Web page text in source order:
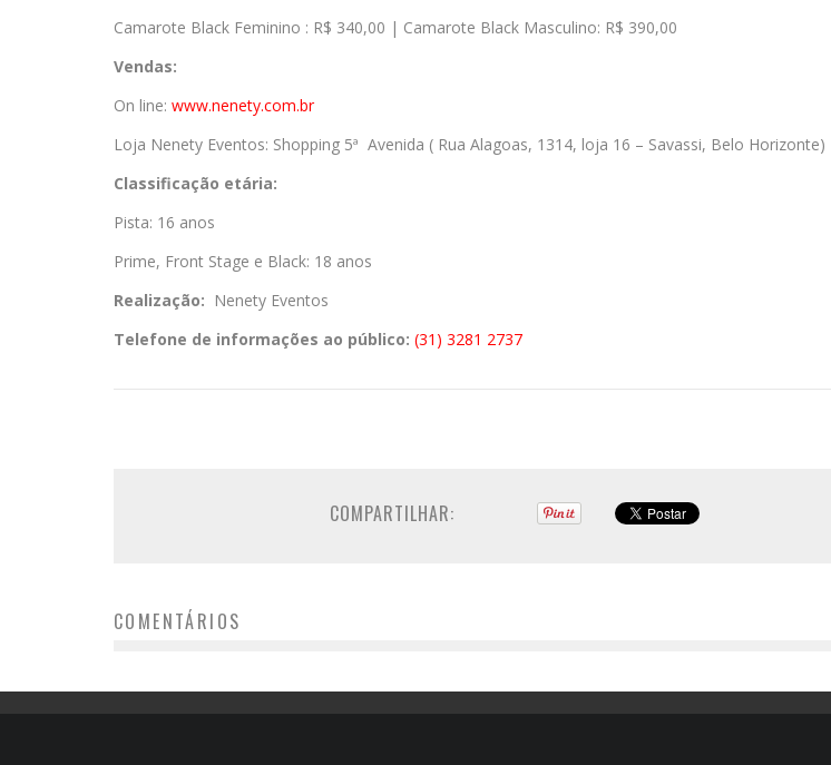
Camarote Black Feminino : R$ 340,00 | Camarote Black Masculino: R$ 390,00
Vendas:
On line: www.nenety.com.br
Loja Nenety Eventos: Shopping 5ª Avenida ( Rua Alagoas, 1314, loja 16 – Savassi, Belo Horizonte)
Classificação etária:
Pista: 16 anos
Prime, Front Stage e Black: 18 anos
Realização: Nenety Eventos
Telefone de informações ao público: (31) 3281 2737
COMPARTILHAR:
COMENTÁRIOS